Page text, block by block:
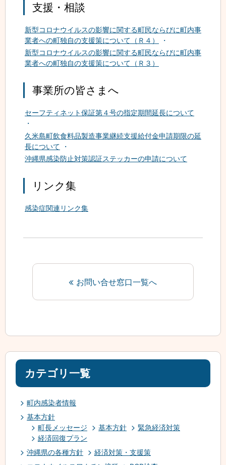
支援・相談
新型コロナウイルスの影響に関する町民ならびに町内事
業者への町独自の支援策について（Ｒ４）
新型コロナウイルスの影響に関する町民ならびに町内事
業者への町独自の支援策について（Ｒ３）
事業所の皆さまへ
セーフティネット保証第４号の指定期間延長について
久米島町飲食料品製造事業継続支援給付金申請期限の延
長について
沖縄県感染防止対策認証ステッカーの申請について
リンク集
感染症関連リンク集
お問い合せ窓口一覧へ
カテゴリ一覧
町内感染者情報
基本方針
町長メッセージ
基本方針
緊急経済対策
経済回復プラン
沖縄県の各種方針
経済対策・支援策